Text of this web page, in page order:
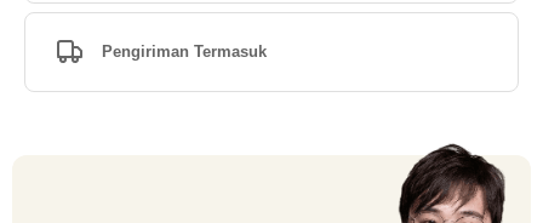
Pengiriman Termasuk